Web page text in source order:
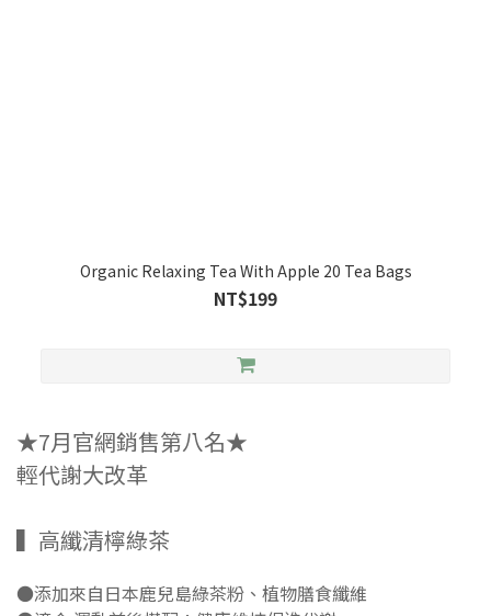
Organic Relaxing Tea With Apple 20 Tea Bags
NT$199
★7月官網銷售第八名★
輕代謝大改革
▍高纖清檸綠茶
●添加來自日本鹿兒島綠茶粉、植物膳食纖維